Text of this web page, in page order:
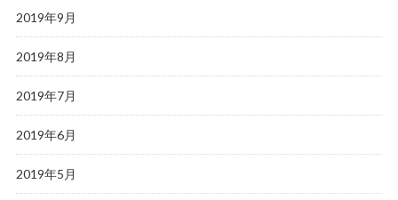
2019年9月
2019年8月
2019年7月
2019年6月
2019年5月